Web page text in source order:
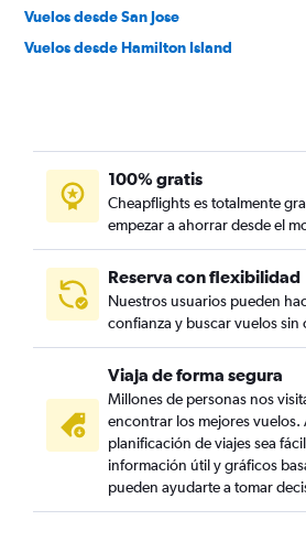
Vuelos desde San Jose
Vuelos desde Hamilton Island
100% gratis
Cheapflights es totalmente
empezar a ahorrar desde el
Reserva con flexibilidad
Nuestros usuarios pueden
confianza y buscar vuelos sin
Viaja de forma segura
Millones de personas nos
encontrar los mejores vuelos.
planificación de viajes sea
información útil y gráficos
pueden ayudarte a tomar